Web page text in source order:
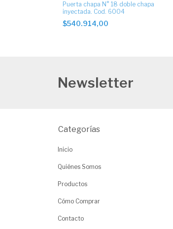
Puerta chapa N° 18 doble chapa
inyectada. Cod. 6004
$540.914,00
Newsletter
Categorías
Inicio
Quiénes Somos
Productos
Cómo Comprar
Contacto